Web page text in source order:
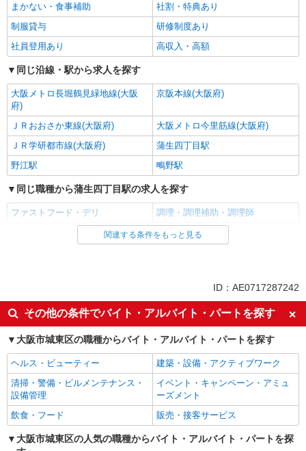
まかない・食事補助
社割・特典あり
制服貸与
研修制度あり
社員登用あり
高収入・高額
同じ沿線・駅から求人を探す
大阪メトロ長堀鶴見緑地線(大阪
府)
京阪本線(大阪府)
ＪＲおおさか東線(大阪府)
大阪メトロ今里筋線(大阪府)
ＪＲ学研都市線(大阪府)
蒲生四丁目駅
野江駅
鴫野駅
同じ職種から蒲生四丁目駅の求人を探す
ファストフード・デリ 調理・調理補助・調理師
同じ雇用形態から蒲生四丁目駅の求人を探す
履歴書不要
未経験歓迎
大学生歓迎
主婦・主夫歓迎
フリーター歓迎
ミドル（40代～）活躍中
エルダー（50代～）活躍中
シニア（60代～）活躍中
週2～3日勤務OK
短時間勤務（1日4h以内）OK
深夜
扶養内勤務OK
交通費支給
社会保険あり
まかない・食事補助
社割・特典あり
関連する条件をもっと見る
ID：AE0717287242
その他の条件でバイト・アルバイト・パートを探す
大阪市城東区の職種からバイト・アルバイト・パートを探す
ヘルス・ビューティー
建築・設備・アクティブワーク
清掃・警備・ビルメンテナンス・
設備管理
イベント・キャンペーン・アミュ
ーズメント
飲食・フード
販売・接客サービス
大阪市城東区の人気の職種からバイト・アルバイト・パートを探